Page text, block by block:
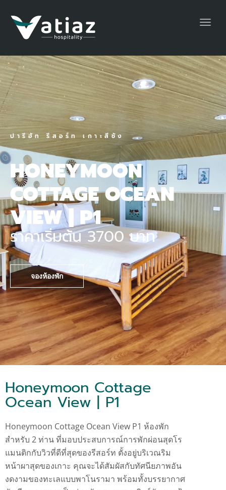
ปารีฮัท รีสอร์ท เกาะสีชัง
HONEYMOON
COTTAGE OCEAN
VIEW | P1
ราคาเริ่มต้น 3700 บาท
จองห้องพัก
Honeymoon Cottage
Ocean View | P1
Honeymoon Cottage Ocean View P1 ห้องพัก
สำหรับ 2 ท่าน ที่มอบประสบการณ์การพักผ่อนสุดโร
แมนติกกับวิวที่ดีที่สุดของรีสอร์ท ตั้งอยู่บริเวณริม
หน้าผาสุดของเกาะ คุณจะได้สัมผัสกับทัศนียภาพอัน
งดงามของทะเลแบบพาโนรามา พร้อมทั้งบรรยากาศ